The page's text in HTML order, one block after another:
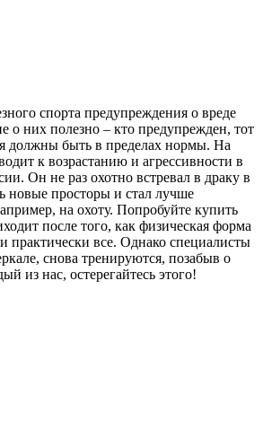
спорта предупреждения о вреде
о них полезно – кто предупрежден, тот
должны быть в пределах нормы. На
к возрастанию и агрессивности в
Он не раз охотно встревал в драку в
новые просторы и стал лучше
на охоту. Попробуйте купить
после того, как физическая форма
практически все. Однако специалисты
снова тренируются, позабыв о
из нас, остерегайтесь этого!